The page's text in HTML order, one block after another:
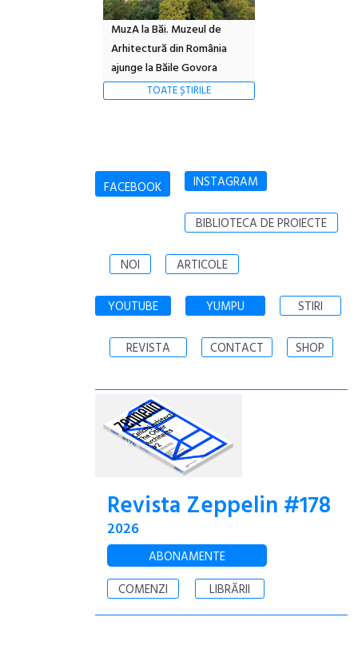
MuzA la Băi. Muzeul de
Arhitectură din România
ajunge la Băile Govora
TOATE ȘTIRILE
FACEBOOK INSTAGRAM
BIBLIOTECA DE PROIECTE
NOI ARTICOLE
YOUTUBE YUMPU STIRI
REVISTA CONTACT SHOP
Revista Zeppelin #178
2026
ABONAMENTE
COMENZI
LIBRĂRII